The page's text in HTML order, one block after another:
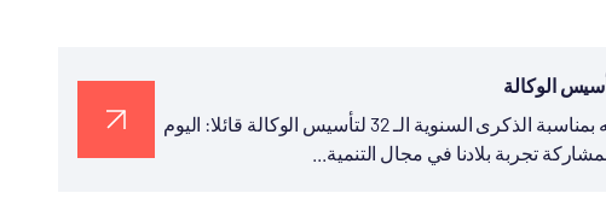
نشر رئيس تيكا التركية السيد سركان قايالار في تغريدة له بمناسبة الذكرى السنوية الـ 32 لتأسيس الوكالة قائلا: اليوم